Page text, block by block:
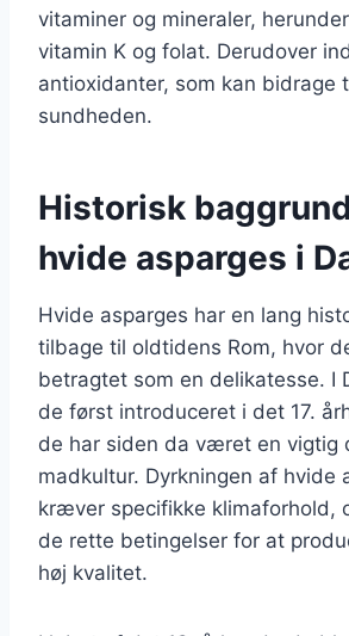
vitaminer og mineraler,
vitamin K og folat. Derudover
antioxidanter, som kan bidrage
sundheden.
Historisk
hvide asparges i
Hvide asparges har en lang
tilbage til oldtidens Rom, hvor
betragtet som en delikatesse. I
de først introduceret i det 17.
de har siden da været en vigtig
madkultur. Dyrkningen af hvide
kræver specifikke klimaforhold,
de rette betingelser for at
høj kvalitet.